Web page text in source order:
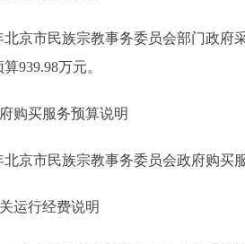
市民族宗教事务委员会部门政府采
939.98万元。
买服务预算说明
市民族宗教事务委员会政府购买服
行经费说明